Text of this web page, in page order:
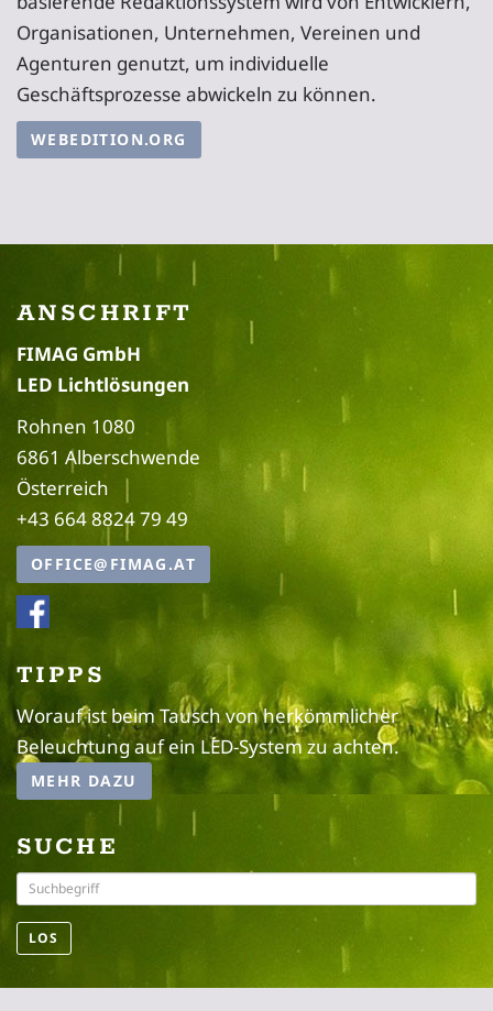
Organisationen, Unternehmen, Vereinen und
Agenturen genutzt, um individuelle
Geschäftsprozesse abwickeln zu können.
WEBEDITION.ORG
ANSCHRIFT
FIMAG GmbH
LED Lichtlösungen
Rohnen 1080
6861 Alberschwende
Österreich
+43 664 8824 79 49
OFFICE@FIMAG.AT
TIPPS
Worauf ist beim Tausch von herkömmlicher
Beleuchtung auf ein LED-System zu achten.
MEHR DAZU
SUCHE
LOS